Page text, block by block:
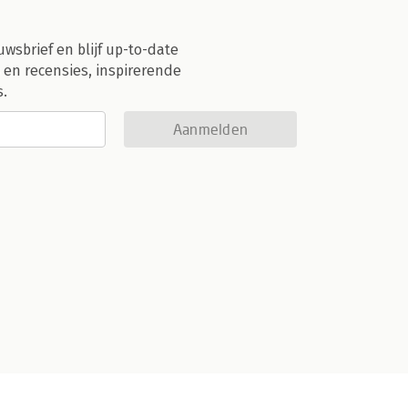
en blijf up-to-date
recensies, inspirerende
Aanmelden